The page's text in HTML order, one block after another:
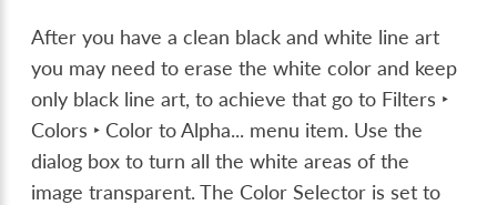
After you have a clean black and white line art
you may need to erase the white color and keep
only black line art, to achieve that go to Filters ‣
Colors ‣ Color to Alpha... menu item. Use the
dialog box to turn all the white areas of the
image transparent. The Color Selector is set to